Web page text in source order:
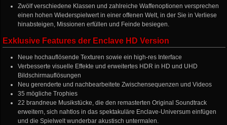
Zwölf verschiedene Klassen und zahlreiche Waffenoptionen versprechen
einen hohen Wiederspielwert in einer offenen Welt, in der Sie in Verliese
hinabsteigen, Missionen erfüllen und Feinde besiegen.
Exklusive Features der Enclave HD Version
Neue hochauflösende Texturen sowie ein high-res Interface
Verbesserte visuelle Effekte und erweitertes HDR in HD und UHD
Bildschirmauflösungen
Neu gerenderte und nachbearbeitete Zwischensequenzen und Videos
35 mögliche Trophies
22 brandneue Musikstücke, die den remasterten Original Soundtrack
erweitern, sich nahtlos in das spektakuläre Enclave-Universum einfügen
und die Spielwelt wunderbar akustisch untermalen.